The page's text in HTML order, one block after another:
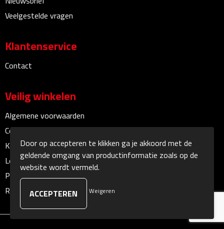
Caps, Hoeden & Mutsen
Caps
Hoeden
Mutsen
Oorwarmers
Zonnekleppen
Veelgestelde vragen
Klantenservice
Contact
Veilig winkelen
Algemene voorwaarden
Cookieverklaring
Klachtenprocedure
Leveringsvoorwaarden
Privacyverklaring
Recall procedure
Door op accepteren te klikken ga je akkoord met de
geldende omgang van productinformatie zoals op de
website wordt vermeld.
Weigeren